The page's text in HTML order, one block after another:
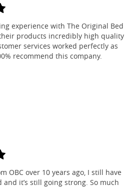
experience with The Original Bed
products incredibly high quality
services worked perfectly as
recommend this company.
OBC over 10 years ago, I still have
it’s still going strong. So much